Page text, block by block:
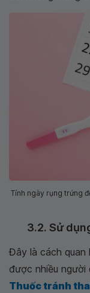
Tính ngày rụng trứng
3.2. Sử
Đây là cách quan
được nhiều người
Thuốc tránh